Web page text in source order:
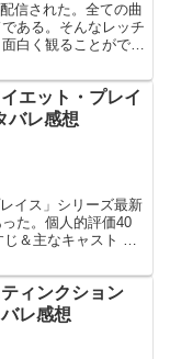
信された。全ての曲
ある。そんなレッチ
白く観ることができ
エット・プレイ
バレ感想
イス」シリーズ最新
た。個人的評価40
＆主なキャスト 音
ィンクション
レ感想